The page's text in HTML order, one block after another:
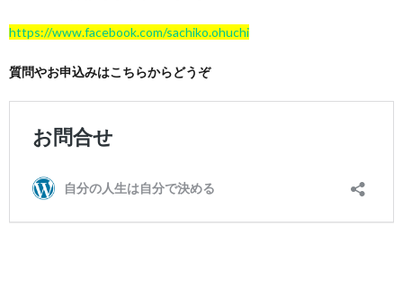
https://www.facebook.com/sachiko.ohuchi
質問やお申込みはこちらからどうぞ